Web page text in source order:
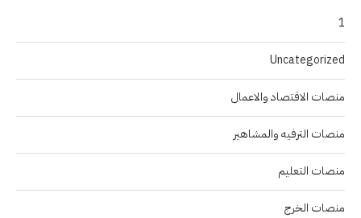
1
Uncategorized
منصات الاقتصاد والاعمال
منصات الترفيه والمشاهير
منصات التعليم
منصات الخرج